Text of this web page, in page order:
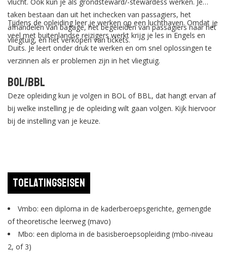
taken bestaan dan uit het inchecken van passagiers, het
afhandelen van bagage, het begeleiden van passagiers naar het
vliegtuig, en het verkopen van tickets.
Tijdens de opleiding leer je werken op een luchthaven. Omdat je
veel met buitenlandse reizigers werkt krijg je les in Engels en
Duits. Je leert onder druk te werken en om snel oplossingen te
verzinnen als er problemen zijn in het vliegtuig.
BOL/BBL
Deze opleiding kun je volgen in BOL of BBL, dat hangt ervan af
bij welke instelling je de opleiding wilt gaan volgen. Kijk hiervoor
bij de instelling van je keuze.
Toelatingseisen
Vmbo: een diploma in de kaderberoepsgerichte, gemengde
of theoretische leerweg (mavo)
Mbo: een diploma in de basisberoepsopleiding (mbo-niveau
2, of 3)